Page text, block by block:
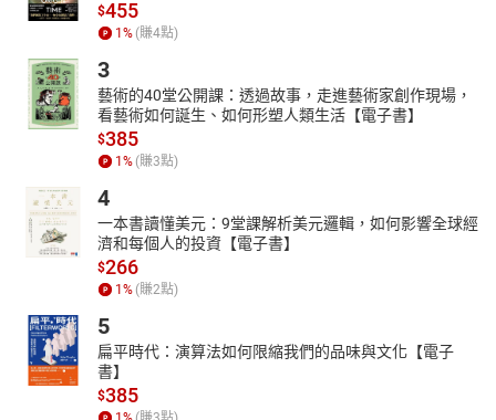
$455
1% (賺4點)
3
藝術的40堂公開課：透過故事，走進藝術家創作現場，
看藝術如何誕生、如何形塑人類生活【電子書】
$385
1% (賺3點)
4
一本書讀懂美元：9堂課解析美元邏輯，如何影響全球經
濟和每個人的投資【電子書】
$266
1% (賺2點)
5
扁平時代：演算法如何限縮我們的品味與文化【電子
書】
$385